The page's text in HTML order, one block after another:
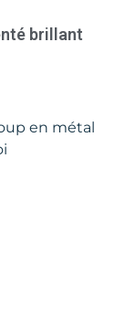
brillant